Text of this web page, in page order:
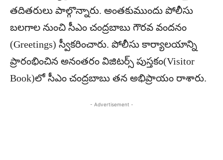
తదితరులు పాల్గొన్నారు. అంతకుముందు పోలీసు
బలగాల నుంచి సీఎం చంద్రబాబు గౌరవ వందనం
(Greetings) స్వీకరించారు. పోలీసు కార్యాలయాన్ని
ప్రారంభించిన అనంతరం విజిటర్స్ పుస్తకం(Visitor
Book)లో సీఎం చంద్రబాబు తన అభిప్రాయం రాశారు.
- Advertisement -